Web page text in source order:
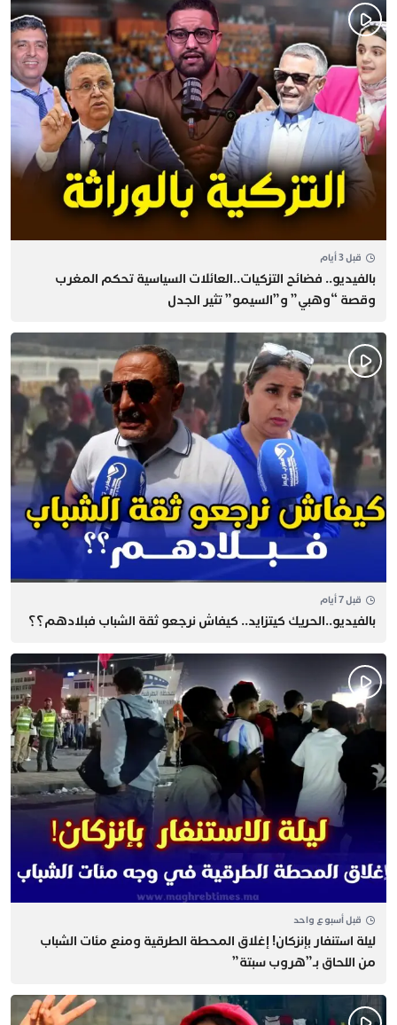
قبل 3 أيام
بالفيديو.. فضائح التزكيات..العائلات السياسية تحكم المغرب
وقصة “وهبي” و”السيمو” تثير الجدل
قبل 7 أيام
بالفيديو..الحريك كيتزايد.. كيفاش نرجعو ثقة الشباب فبلادهم؟؟
قبل أسبوع واحد
​ليلة استنفار بإنزكان! إغلاق المحطة الطرقية ومنع مئات الشباب
من اللحاق بـ”هروب سبتة”